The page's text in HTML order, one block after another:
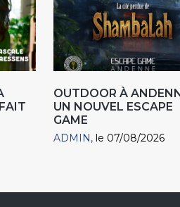
OUTDOOR À
UN NOUVEL ESCAPE
GAME
ADMIN le 07/08/2026